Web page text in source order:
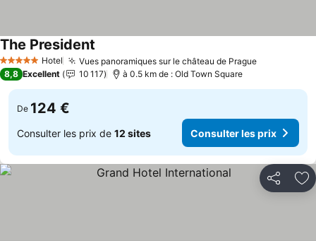
5 Étoiles Hotel Vues panoramiques sur le château de PragueConsulter
The President
8,8 Excellent 10 117 à 0.5 km de : Old Town Square
De 124 €
Consulter les prix de 12 sites Consulter les prix
Partager